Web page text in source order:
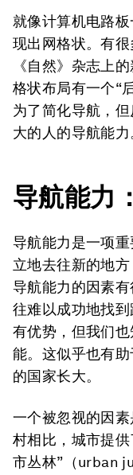
就像计算机电路
现出网格状。有
《自然》杂志上
格状布局有一个“
为了简化导航，
大的人的导航能力
导航能力
导航能力是一项
立地去往新的地
导航能力的因素
往难以成功地找
有优势，但我们
能。这似乎也有
的国家长大。
一个被忽视的因
村相比，城市提
市丛林”（urban